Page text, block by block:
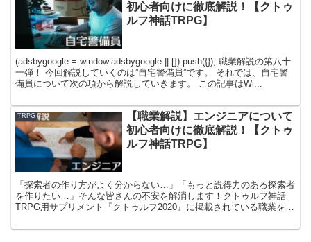
初心者向けに徹底解説！【クトゥ
ルフ神話TRPG】
(adsbygoogle = window.adsbygoogle || []).push({}); 職業解説の第八十
一弾！ 今回解説していくのは”自宅警備員”です。 それでは、自宅警
備員について次の項から解説していきます。 この記事はWi...
TRPG
【職業解説】エンジニアについて
初心者向けに徹底解説！【クトゥ
ルフ神話TRPG】
「探索者の作り方がよく分からない…」「もっと説得力のある探索者
を作りたい…」そんな皆さんの不安を解消します！クトゥルフ神話
TRPG用サプリメント『クトゥルフ2020』に掲載されている職業を徹
説得力のあるロールプレイができるよう情報をまとめています！